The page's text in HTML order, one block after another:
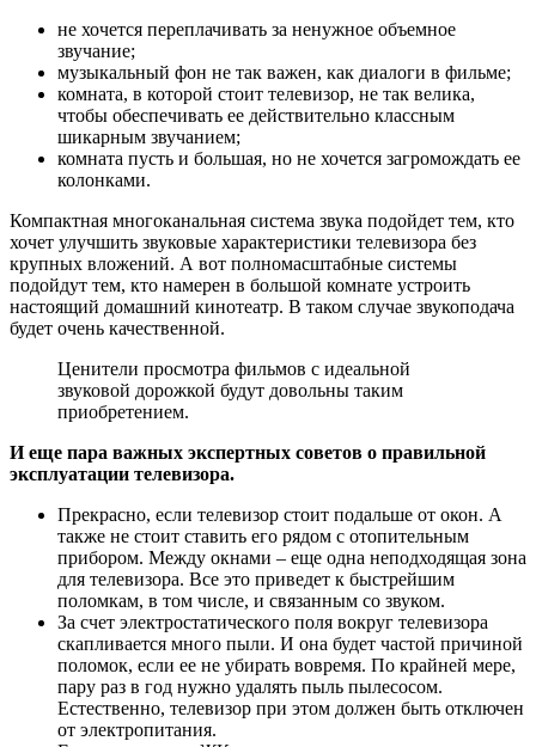
не хочется переплачивать за ненужное объемное
звучание;
музыкальный фон не так важен, как диалоги в фильме;
комната, в которой стоит телевизор, не так велика,
чтобы обеспечивать ее действительно классным
шикарным звучанием;
комната пусть и большая, но не хочется загромождать ее
колонками.
Компактная многоканальная система звука подойдет тем, кто
хочет улучшить звуковые характеристики телевизора без
крупных вложений. А вот полномасштабные системы
подойдут тем, кто намерен в большой комнате устроить
настоящий домашний кинотеатр. В таком случае звукоподача
будет очень качественной.
Ценители просмотра фильмов с идеальной
звуковой дорожкой будут довольны таким
приобретением.
И еще пара важных экспертных советов о правильной
эксплуатации телевизора.
Прекрасно, если телевизор стоит подальше от окон. А
также не стоит ставить его рядом с отопительным
прибором. Между окнами – еще одна неподходящая зона
для телевизора. Все это приведет к быстрейшим
поломкам, в том числе, и связанным со звуком.
За счет электростатического поля вокруг телевизора
скапливается много пыли. И она будет частой причиной
поломок, если ее не убирать вовремя. По крайней мере,
пару раз в год нужно удалять пыль пылесосом.
Естественно, телевизор при этом должен быть отключен
от электропитания.